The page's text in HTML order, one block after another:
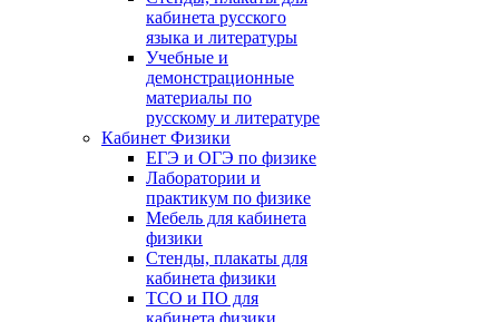
кабинета русского
языка и литературы
Учебные и
демонстрационные
материалы по
русскому и литературе
Кабинет Физики
ЕГЭ и ОГЭ по физике
Лаборатории и
практикум по физике
Мебель для кабинета
физики
Стенды, плакаты для
кабинета физики
ТСО и ПО для
кабинета физики